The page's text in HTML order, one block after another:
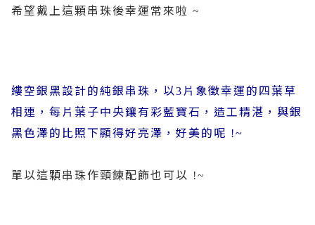
希望戴上這顆串珠後幸運常來啦 ~
縷空銀黑設計的純銀串珠，以3片象徵幸運的四葉草
相連，每片葉子中央鑲有彩藍寶石，造工精湛，與銀
黑色澤的比照下顯得好亮澤，好美的呢 !~
單以這顆串珠作頸鍊配飾也可以 !~